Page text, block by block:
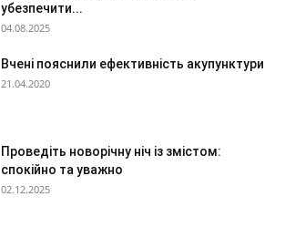
убезпечити...
04.08.2025
Вчені пояснили ефективність акупунктури
21.04.2020
Проведіть новорічну ніч із змістом:
спокійно та уважно
02.12.2025